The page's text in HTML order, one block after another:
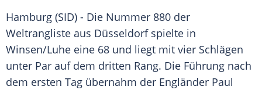
Hamburg (SID) - Die Nummer 880 der
Weltrangliste aus Düsseldorfspielte in
Winsen/Luhe eine 68 und liegt mit vier Schlägen
unter Par auf dem dritten Rang. Die Führung nach
dem ersten Tag übernahm der Engländer Paul